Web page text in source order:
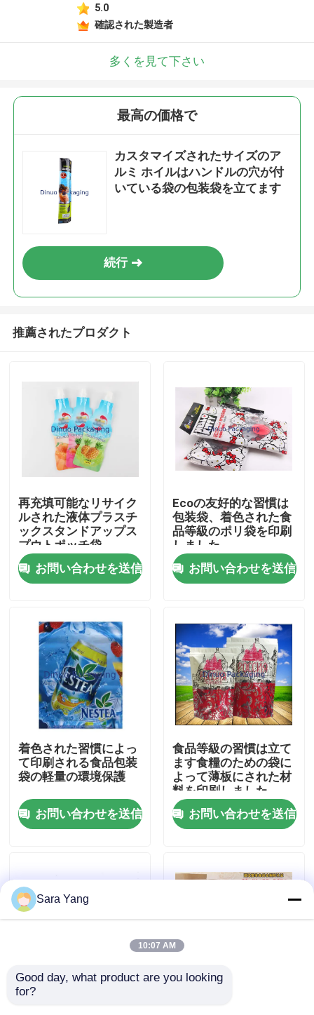
製品
ビデオ
わたしたち に つい て
工場見学
品質管理
お問い合わせ
ニュース
5.0
確認された製造者
多くを見て下さい
最高の価格で
カスタマイズされたサイズのア
ルミ ホイルはハンドルの穴が付
いている袋の包装袋を立てます
続行
推薦されたプロダクト
再充填可能なリサイク
ルされた液体プラスチ
ックスタンドアップス
プウトポッチ袋
お問い合わせを送信
Ecoの友好的な習慣は
包装袋、着色された食
品等級のポリ袋を印刷
しました
お問い合わせを送信
着色された習慣によっ
て印刷される食品包装
袋の軽量の環境保護
お問い合わせを送信
食品等級の習慣は立て
ます食糧のための袋に
よって薄板にされた材
料を印刷しました
お問い合わせを送信
印刷される再販可能ロ
Sara Yang
10:07 AM
Good day, what product are you looking
for?